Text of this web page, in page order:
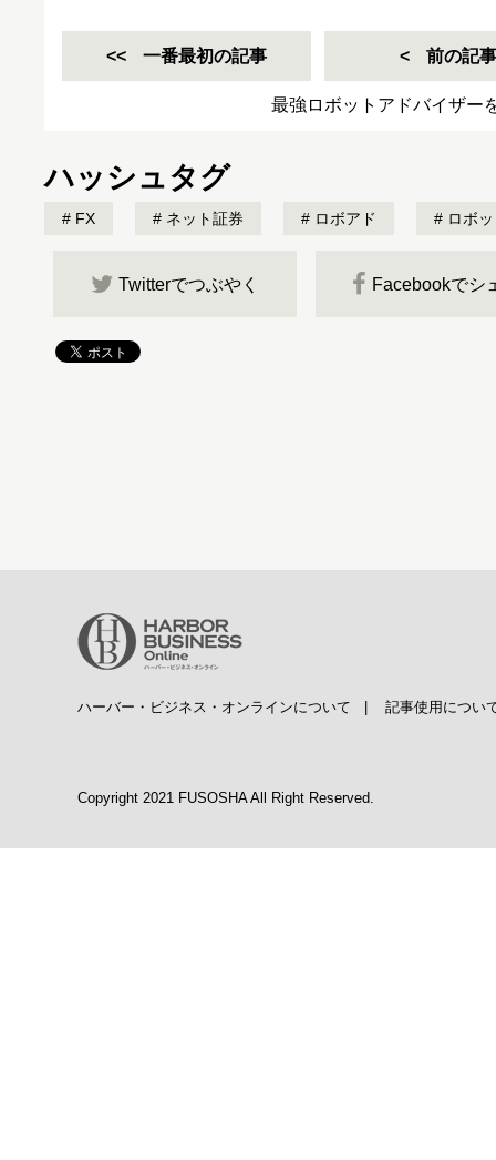
一番最初の記事 前の記事
最強ロボットアドバイザー
ハッシュタグ
FX ネット証券 ロボアド ロボ
Twitterでつぶやく Facebookでシ
ハーバー・ビジネス・オンラインについて 記事使用につい
Copyright 2021 FUSOSHA All Right Reserved.